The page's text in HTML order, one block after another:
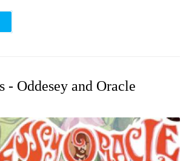
- Oddesey and Oracle